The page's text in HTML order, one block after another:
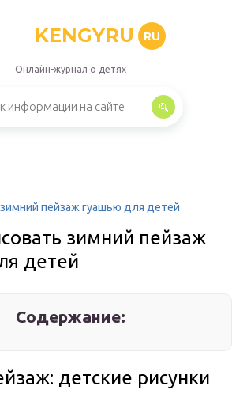
KENGYRU RU
Онлайн-журнал о детях
пейзаж гуашью для детей
зимний пейзаж
детей
Содержание:
детские рисунки